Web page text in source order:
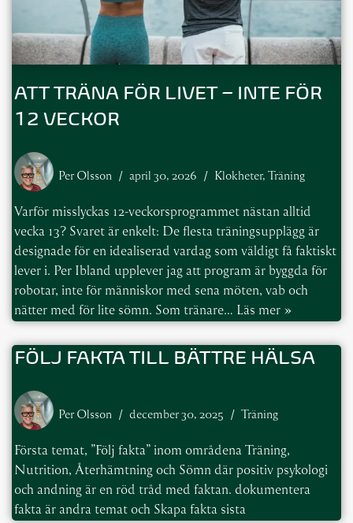
ATT TRÄNA FÖR LIVET – INTE FÖR
12 VECKOR
Per Olsson april 30, 2026 Klokheter, Träning
Varför misslyckas 12-veckorsprogrammet nästan alltid
vecka 13? Svaret är enkelt: De flesta träningsupplägg är
designade för en idealiserad vardag som väldigt få faktiskt
lever i. Per Ibland upplever jag att program är byggda för
robotar, inte för människor med sena möten, vab och
nätter med för lite sömn. Som tränare… Läs mer »
FÖLJ FAKTA TILL BÄTTRE HÄLSA
Per Olsson december 30, 2025 Träning
Första temat, ”Följ fakta” inom områdena Träning,
Nutrition, Återhämtning och Sömn där positiv psykologi
och andning är en röd tråd med faktan. dokumentera
fakta är andra temat och Skapa fakta sista